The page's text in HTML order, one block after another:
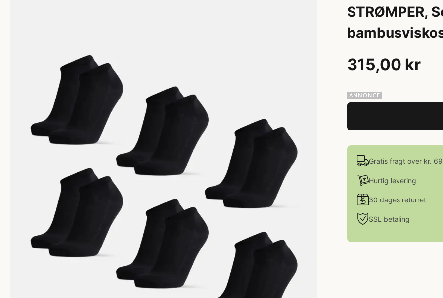
STRØMPER,
315,00 kr
Gratis fragt over kr.
Hurtig levering
30 dages returret
SSL betaling